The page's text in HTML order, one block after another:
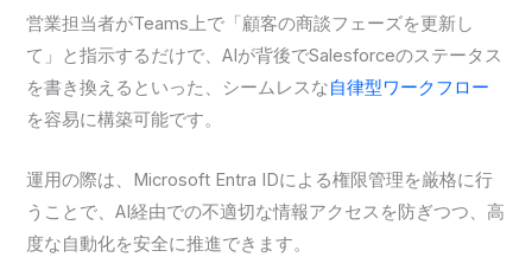
営業担当者がTeams上で「顧客の商談フェーズを更新し
て」と指示するだけで、AIが背後でSalesforceのステータス
を書き換えるといった、シームレスな自律型ワークフロー
を容易に構築可能です。
運用の際は、Microsoft Entra IDによる権限管理を厳格に行
うことで、AI経由での不適切な情報アクセスを防ぎつつ、高
度な自動化を安全に推進できます。